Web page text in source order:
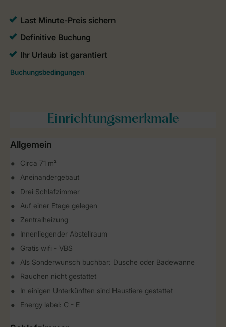
Einrichtungsmerkmale
Allgemein
Circa 71 m²
Aneinandergebaut
Drei Schlafzimmer
Auf einer Etage gelegen
Zentralheizung
Innenliegender Abstellraum
Gratis wifi - VBS
Als Sonderwunsch buchbar: Dusche oder Badewanne
Rauchen nicht gestattet
In einigen Unterkünften sind Haustiere gestattet
Energy label: C - E